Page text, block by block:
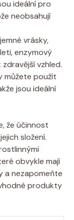
ideální pro
neobsahují
vrásky,
enzymový
vzhled.
můžete použít
jsou ideální
že účinnost
složení.
obvykle mají
a nezapomeňte
produkty